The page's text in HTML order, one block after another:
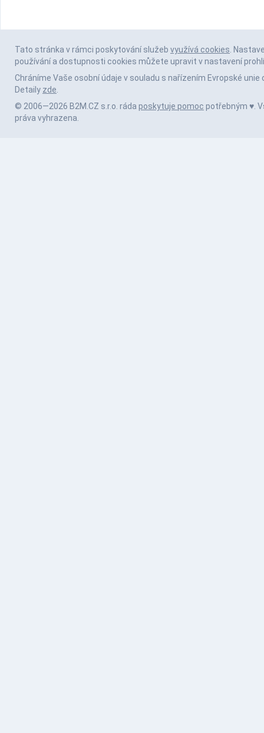
Tato stránka v rámci poskytování služeb využívá cookies.
používání a dostupnosti cookies můžete upravit v nastavení
Chráníme Vaše osobní údaje v souladu s nařízením Evropské unie
Detaily zde.
© 2006—2026 B2M.CZ s.r.o. ráda poskytuje pomoc potřebným ♥️.
práva vyhrazena.